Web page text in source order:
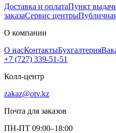
Доставка и оплатаПункт
заказаСервис центры
О компании
О насКонтактыБухгалтерия
+7 (727) 339-51-51
Колл-центр
zakaz@otv.kz
Почта для заказов
ПН-ПТ 09:00–18:00